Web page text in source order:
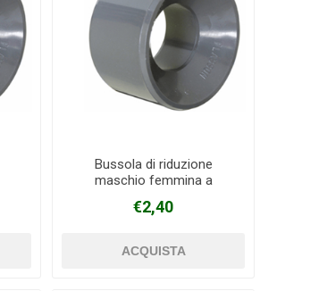
Bussola di riduzione
maschio femmina a
X 32 mm
€2,40